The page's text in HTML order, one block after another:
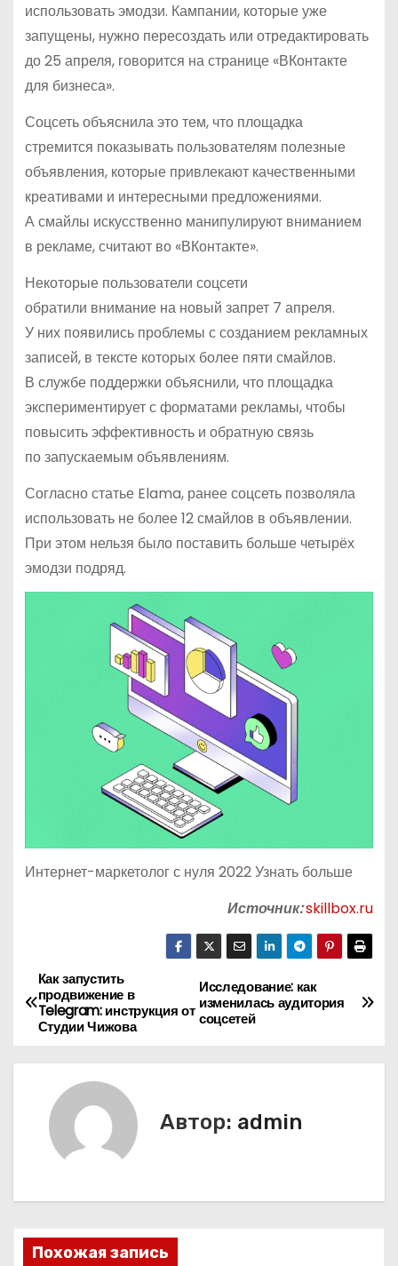
использовать эмодзи. Кампании, которые уже
запущены, нужно пересоздать или отредактировать
до 25 апреля, говорится на странице «ВКонтакте
для бизнеса».
Соцсеть объяснила это тем, что площадка
стремится показывать пользователям полезные
объявления, которые привлекают качественными
креативами и интересными предложениями.
А смайлы искусственно манипулируют вниманием
в рекламе, считают во «ВКонтакте».
Некоторые пользователи соцсети
обратили внимание на новый запрет 7 апреля.
У них появились проблемы с созданием рекламных
записей, в тексте которых более пяти смайлов.
В службе поддержки объяснили, что площадка
экспериментирует с форматами рекламы, чтобы
повысить эффективность и обратную связь
по запускаемым объявлениям.
Согласно статье Elama, ранее соцсеть позволяла
использовать не более 12 смайлов в объявлении.
При этом нельзя было поставить больше четырёх
эмодзи подряд.
Интернет-маркетолог с нуля 2022 Узнать больше
Источник:skillbox.ru
Н
а
в
ц
и
Исследование: как
изменилась аудитория
соцсетей
Как запустить
продвижение в
Telegram: инструкция от
Студии Чижова
Автор: admin
Похожая запись